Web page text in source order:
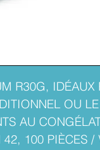
R30G, IDÉAUX
OU LE
AU
100 PIÈCES /